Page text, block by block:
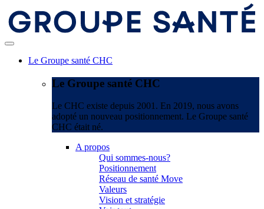
Le Groupe santé CHC
Le Groupe santé CHC
Le CHC existe depuis 2001. En 2019, nous avons
adopté un nouveau positionnement. Le Groupe santé
CHC était né.
A propos
Qui sommes-nous?
Positionnement
Réseau de santé Move
Valeurs
Vision et stratégie